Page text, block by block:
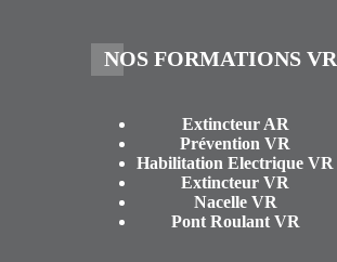
NOS FORMATIONS VR
Extincteur AR
Prévention VR
Habilitation Electrique VR
Extincteur VR
Nacelle VR
Pont Roulant VR